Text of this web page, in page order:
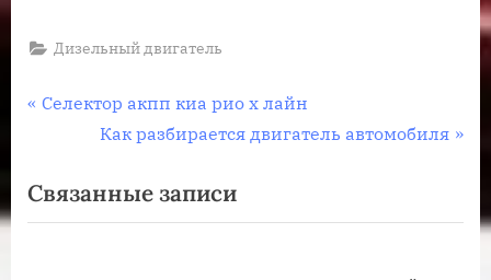
Дизельный двигатель
Навигация
записям
П
д
ы
Селектор акпп киа рио х лайн
С
е
д
Как разбирается двигатель автомобиля
Связанные записи